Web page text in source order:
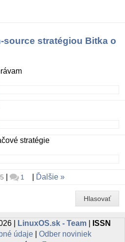
source stratégiou Bitka o
stratégie
1 Ďalšie
Hlasovať
| LinuxOS.sk - Team|
ISSN
údaje| Odber noviniek